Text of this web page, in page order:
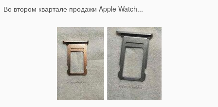
Во втором квартале продажи Apple Watch...